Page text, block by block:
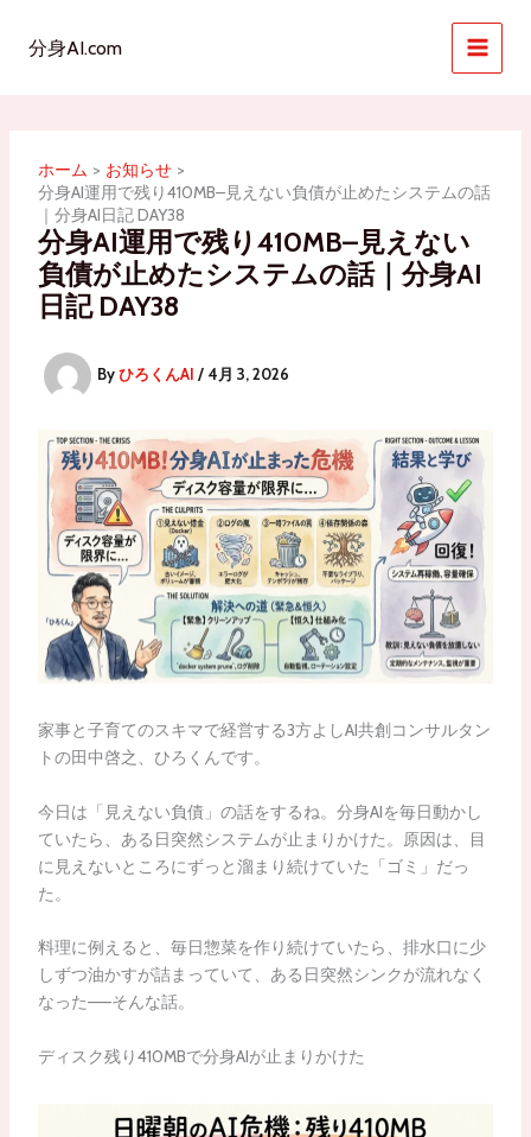
分身AI.com
ホーム
お知らせ
分身AI運用で残り410MB–見えない負債が止めたシステムの話
｜分身AI日記 DAY38
分身AI運用で残り410MB–見えない
負債が止めたシステムの話｜分身AI
日記 DAY38
ByひろくんAI /4月 3, 2026
家事と子育てのスキマで経営する3方よしAI共創コンサルタン
トの田中啓之、ひろくんです。
今日は「見えない負債」の話をするね。分身AIを毎日動かし
ていたら、ある日突然システムが止まりかけた。原因は、目
に見えないところにずっと溜まり続けていた「ゴミ」だっ
た。
料理に例えると、毎日惣菜を作り続けていたら、排水口に少
しずつ油かすが詰まっていて、ある日突然シンクが流れなく
なった——そんな話。
ディスク残り410MBで分身AIが止まりかけた